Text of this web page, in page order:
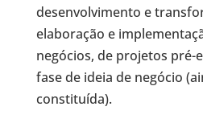
desenvolvimento e
elaboração e
negócios, de projetos pré-
fase de ideia de negócio
constituída).